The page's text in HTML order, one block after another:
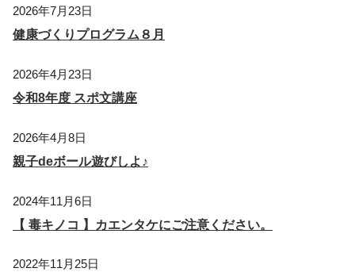
2026年7月23日
健康づくりプログラム８月
2026年4月23日
令和8年度 スポ文講座
2026年4月8日
親子deボール遊びしよ♪
2024年11月6日
【 毒キノコ 】カエンタケにご注意ください。
2022年11月25日